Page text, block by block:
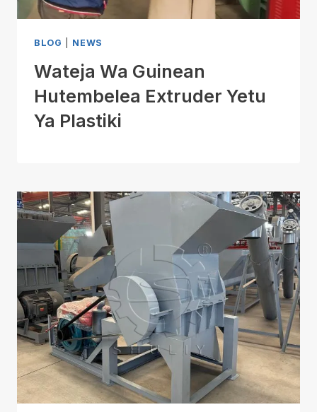
BLOG NEWS
Wateja Wa Guinean
Hutembelea Extruder Yetu
Ya Plastiki